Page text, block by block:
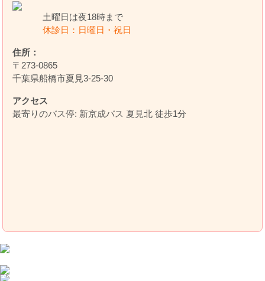
土曜日は夜18時まで
休診日：日曜日・祝日
住所：
〒273-0865
千葉県船橋市夏見3-25-30
アクセス
最寄りのバス停: 新京成バス 夏見北 徒歩1分